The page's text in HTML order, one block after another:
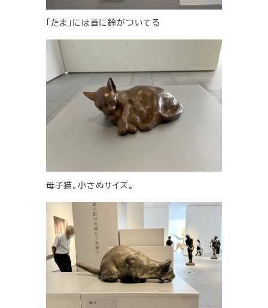
「たま」には首に鈴がついてる
母子猫。小さめサイズ。